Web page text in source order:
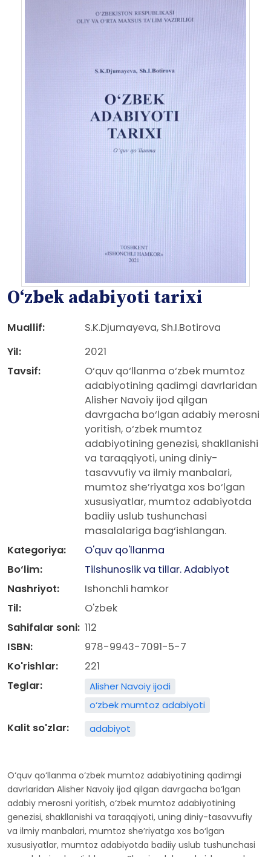
O‘zbek adabiyoti tarixi
Muallif:
S.K.Djumayeva, Sh.I.Botirova
Yil:
2021
Tavsif:
O‘quv qo‘llanma o‘zbek mumtoz
adabiyotining qadimgi davrlaridan
Alisher Navoiy ijod qilgan
davrgacha bo‘lgan adabiy merosni
yoritish, o‘zbek mumtoz
adabiyotining genezisi, shakllanishi
va taraqqiyoti, uning diniy-
tasavvufiy va ilmiy manbalari,
mumtoz she’riyatga xos bo‘lgan
xususiyatlar, mumtoz adabiyotda
badiiy uslub tushunchasi
masalalariga bag‘ishlangan.
Kategoriya:
O'quv qo'llanma
Bo‘lim:
Tilshunoslik va tillar. Adabiyot
Nashriyot:
Ishonchli hamkor
Til:
O'zbek
Sahifalar soni: 112
ISBN:
978-9943-7091-5-7
Ko'rishlar:
221
Teglar:
Alisher Navoiy ijodi
o‘zbek mumtoz adabiyoti
Kalit so'zlar: adabiyot
O‘quv qo‘llanma o‘zbek mumtoz adabiyotining qadimgi
davrlaridan Alisher Navoiy ijod qilgan davrgacha bo‘lgan
adabiy merosni yoritish, o‘zbek mumtoz adabiyotining
genezisi, shakllanishi va taraqqiyoti, uning diniy-tasavvufiy
va ilmiy manbalari, mumtoz she’riyatga xos bo‘lgan
xususiyatlar, mumtoz adabiyotda badiiy uslub tushunchasi